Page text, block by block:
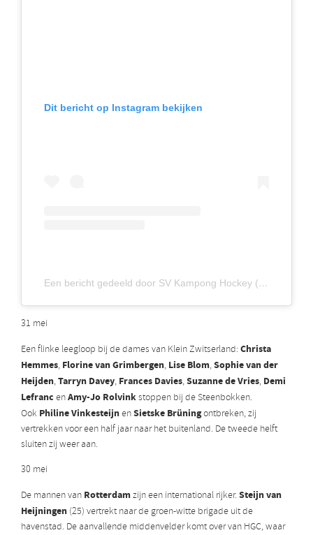
Dit bericht op Instagram bekijken
Een bericht gedeeld door SV Kampong Hockey (@kamponghockey)
31 mei
Een flinke leegloop bij de dames van Klein Zwitserland: Christa
Hemmes, Florine van Grimbergen, Lise Blom,Sophie van der
Heijden,Tarryn Davey, Frances Davies,Suzanne de Vries, Demi
Lefranc enAmy-Jo Rolvinkstoppen bij de Steenbokken.
Ook Philine VinkesteijnenSietske Brüningontbreken, zij
vertrekken voor een half jaar naar het buitenland. De tweede helft
sluiten zij weer aan.
30 mei
De mannen van Rotterdamzijn een international rijker. Steijn van
Heijningen (25) vertrekt naar de groen-witte brigade uit de
havenstad. De aanvallende middenvelder komt over van HGC, waar